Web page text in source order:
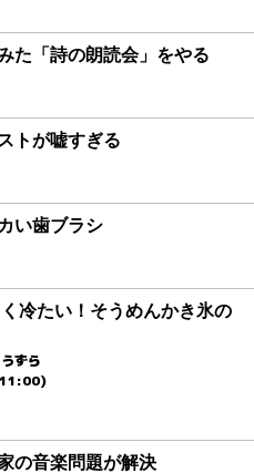
た「詩の朗読会」をやる
トが嘘すぎる
い歯ブラシ
冷たい！そうめんかき氷の
ずら
の音楽問題が解決